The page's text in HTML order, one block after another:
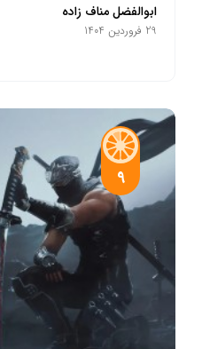
ابوالفضل مناف زاده
29 فروردین 1404
9